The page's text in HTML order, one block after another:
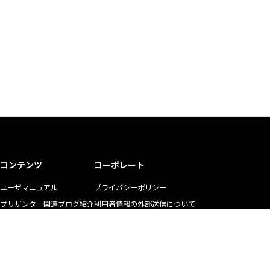
コンテンツ
ユーザマニュアル
プリザンター関連ブログ紹介
コーポレート
プライバシーポリシー
利用者情報の外部送信について